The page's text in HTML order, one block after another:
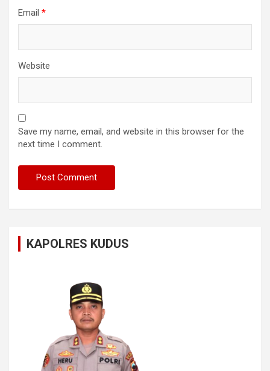
Email *
Website
Save my name, email, and website in this browser for the
next time I comment.
KAPOLRES KUDUS